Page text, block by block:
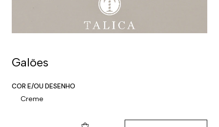
Galões
COR E/OU DESENHO
Creme